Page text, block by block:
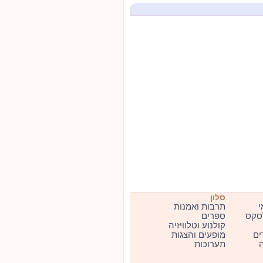
סלון
תרבות ואמנות
ספרים
קולנוע וטלוויזיה
מופעים והצגות
תערוכות